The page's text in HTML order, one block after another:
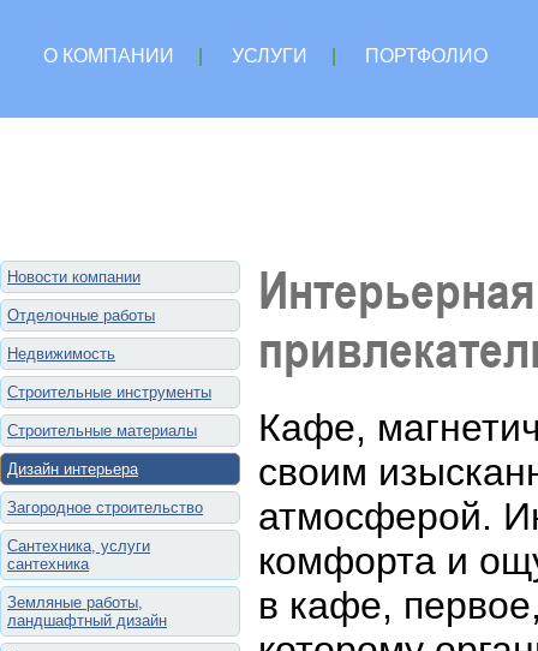
О КОМПАНИИ УСЛУГИ
ПОРТФОЛИО
Новости компании
Отделочные работы
Недвижимость
Строительные инструменты
Строительные материалы
Дизайн интерьера
Загородное строительство
Сантехника, услуги
сантехника
Земляные работы,
ландшафтный дизайн
Кафе,
своим
атмосферой.
комфорта и
в кафе,